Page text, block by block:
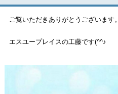
ご覧いただきありがとうございます。
エスユープレイスの工藤です(^^♪